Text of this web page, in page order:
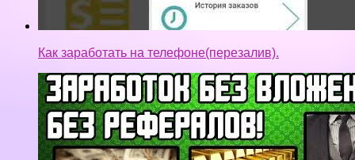
Как заработать на телефоне(перезалив).